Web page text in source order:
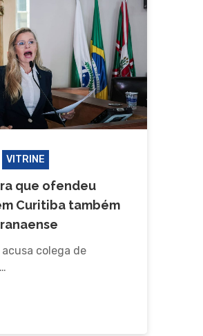
VITRINE
que ofendeu
Curitiba também
colega de